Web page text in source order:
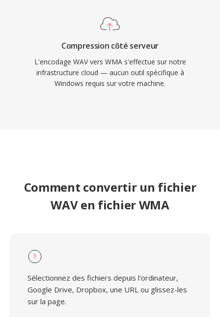
Compression côté serveur
L'encodage WAV vers WMA s'effectue sur notre
infrastructure cloud — aucun outil spécifique à
Windows requis sur votre machine.
Comment convertir un fichier
WAV en fichier WMA
1
Sélectionnez des fichiers depuis l'ordinateur,
Google Drive, Dropbox, une URL ou glissez-les
sur la page.